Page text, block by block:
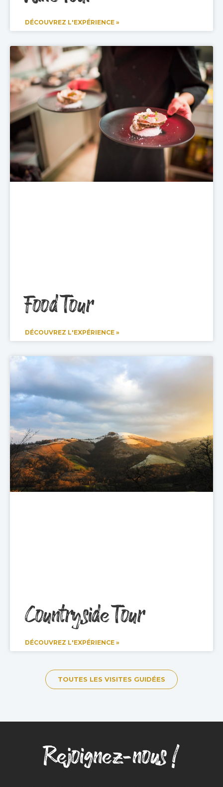
DÉCOUVREZ L'EXPÉRIENCE »
Food Tour
DÉCOUVREZ L'EXPÉRIENCE »
Countryside Tour
DÉCOUVREZ L'EXPÉRIENCE »
TOUTES LES VISITES GUIDÉES
Rejoignez-nous !